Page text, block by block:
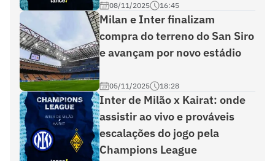
08/11/2025 16:45
Milan e Inter finalizam
compra do terreno do San Siro
e avançam por novo estádio
05/11/2025 18:28
Inter de Milão x Kairat: onde
assistir ao vivo e prováveis
escalações do jogo pela
Champions League